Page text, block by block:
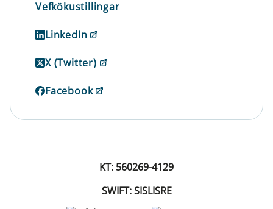
Vefkökustillingar
LinkedIn
X (Twitter)
Facebook
KT: 560269-4129
SWIFT: SISLISRE